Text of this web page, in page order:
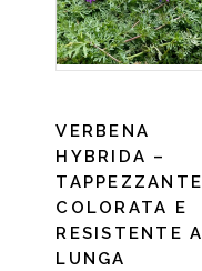
VERBENA
HYBRIDA –
TAPPEZZANTE
COLORATA E
RESISTENTE A
LUNGA